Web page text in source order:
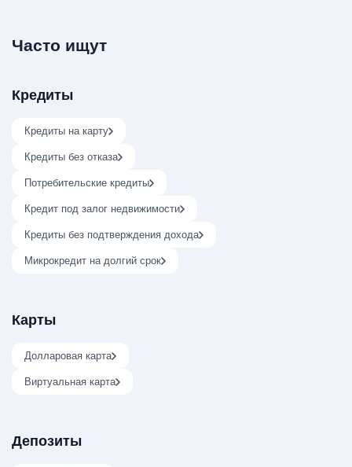
Часто ищут
Кредиты
Кредиты на карту
Кредиты без отказа
Потребительские кредиты
Кредит под залог недвижимости
Кредиты без подтверждения дохода
Микрокредит на долгий срок
Карты
Долларовая карта
Виртуальная карта
Депозиты